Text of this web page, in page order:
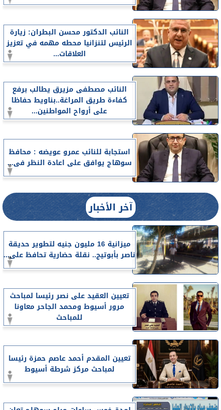
النائب الدكتور محسن البطران: زيارة
الرئيس لتنزانيا محطه مهمه في تعزيز
العلاقات...
النائب مصطفى مزيرق يطالب برفع
كفاءة طريق المراغة..بناويط حفاظا
على أرواح المواطنين...
استجابة للنائب عمرو عويضه : محافظ
سوهاج يوافق على اعادة النظر فى...
آخر الأخبار
ميزانية 16 مليون جنيه لتطوير حديقة
ناصر بأبوتيج.. نقلة حضارية تحافظ على...
تعيين العقيد على نصر رئيسا لمباحث
مرور أسيوط ومحمد الجاحر معاونا
للمباحث
تعيين المقدم أحمد عاصم حمزة رئيسا
لمباحث مركز شرطة أسيوط